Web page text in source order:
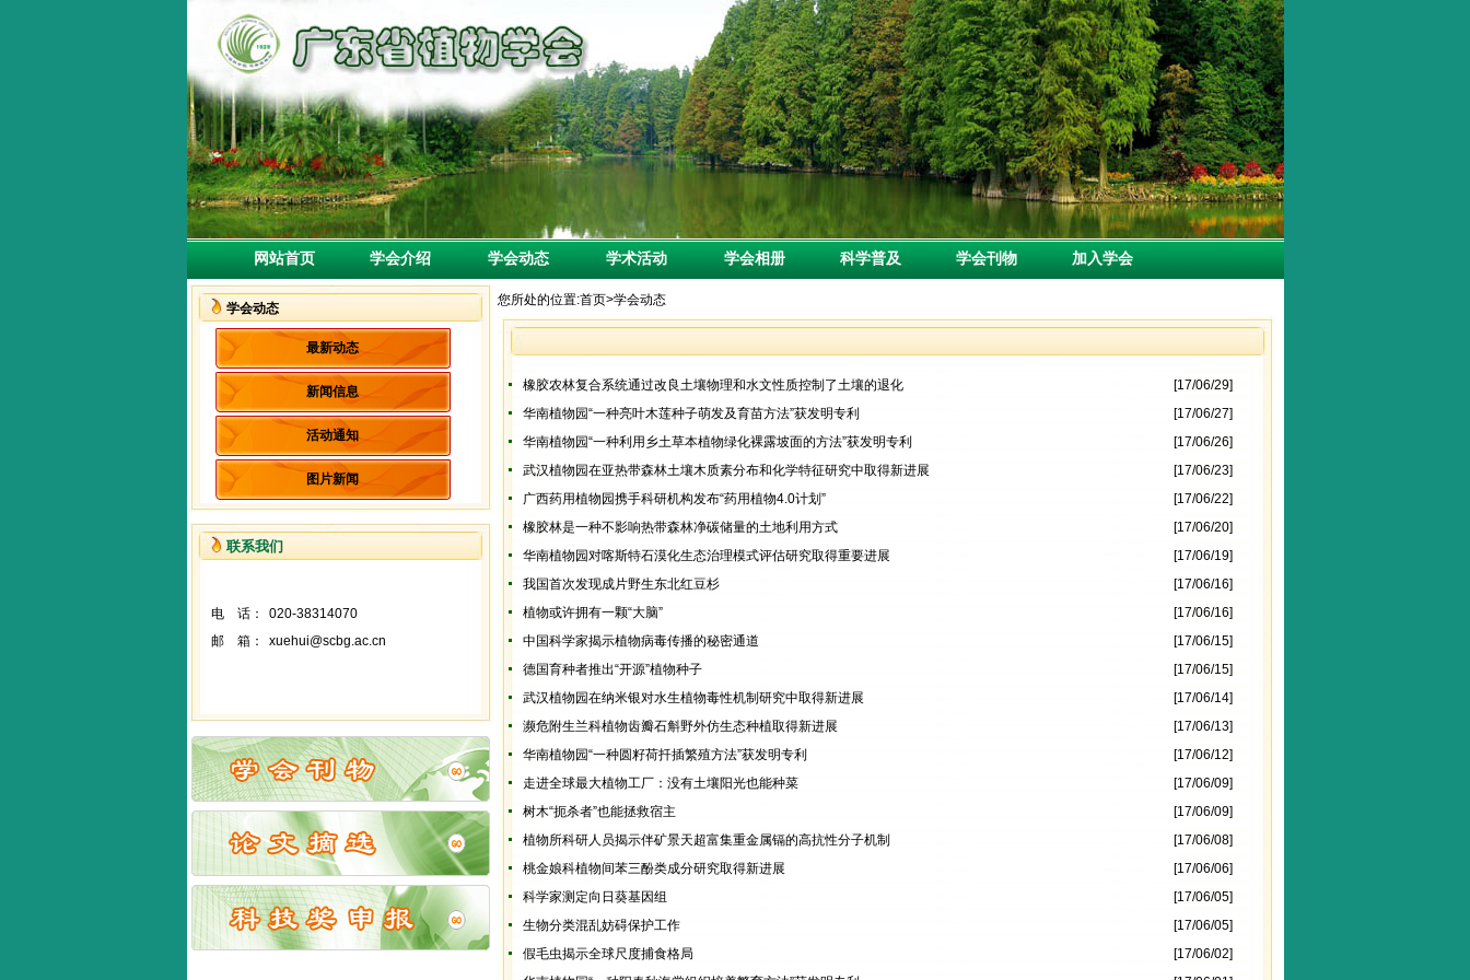
网站首页 学会介绍 学会动态 学术活动 学会相册 科学普及 学会刊物 加入学会
学会动态
最新动态
新闻信息
活动通知
图片新闻
联系我们
电 话：
020-38314070
邮 箱：
xuehui@scbg.ac.cn
您所处的位置:首页>学会动态
橡胶农林复合系统通过改良土壤物理和水文性质控制了土壤的退化
[17/06/29]
华南植物园“一种亮叶木莲种子萌发及育苗方法”获发明专利
[17/06/27]
华南植物园“一种利用乡土草本植物绿化裸露坡面的方法”获发明专利
[17/06/26]
武汉植物园在亚热带森林土壤木质素分布和化学特征研究中取得新进展
[17/06/23]
广西药用植物园携手科研机构发布“药用植物4.0计划”
[17/06/22]
橡胶林是一种不影响热带森林净碳储量的土地利用方式
[17/06/20]
华南植物园对喀斯特石漠化生态治理模式评估研究取得重要进展
[17/06/19]
我国首次发现成片野生东北红豆杉
[17/06/16]
植物或许拥有一颗“大脑”
[17/06/16]
中国科学家揭示植物病毒传播的秘密通道
[17/06/15]
德国育种者推出“开源”植物种子
[17/06/15]
武汉植物园在纳米银对水生植物毒性机制研究中取得新进展
[17/06/14]
濒危附生兰科植物齿瓣石斛野外仿生态种植取得新进展
[17/06/13]
华南植物园“一种圆籽荷扦插繁殖方法”获发明专利
[17/06/12]
走进全球最大植物工厂：没有土壤阳光也能种菜
[17/06/09]
树木“扼杀者”也能拯救宿主
[17/06/09]
植物所科研人员揭示伴矿景天超富集重金属镉的高抗性分子机制
[17/06/08]
桃金娘科植物间苯三酚类成分研究取得新进展
[17/06/06]
科学家测定向日葵基因组
[17/06/05]
生物分类混乱妨碍保护工作
[17/06/05]
假毛虫揭示全球尺度捕食格局
[17/06/02]